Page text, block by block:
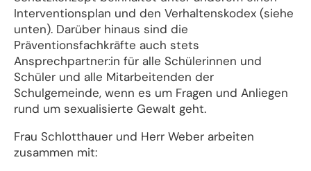
Interventionsplan und den Verhaltenskodex (siehe
unten). Darüber hinaus sind die
Präventionsfachkräfte auch stets
Ansprechpartner:in für alle Schülerinnen und
Schüler und alle Mitarbeitenden der
Schulgemeinde, wenn es um Fragen und Anliegen
rund um sexualisierte Gewalt geht.
Frau Schlotthauer und Herr Weber arbeiten
zusammen mit: